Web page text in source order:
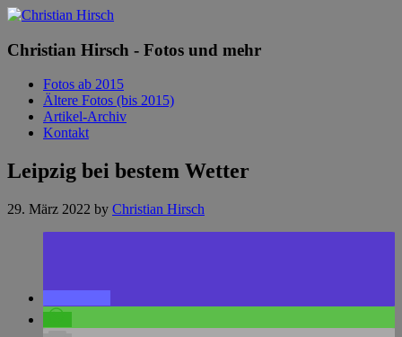
Christian Hirsch - Fotos und mehr
Fotos ab 2015
Ältere Fotos (bis 2015)
Artikel-Archiv
Kontakt
Leipzig bei bestem Wetter
29. März 2022 by Christian Hirsch